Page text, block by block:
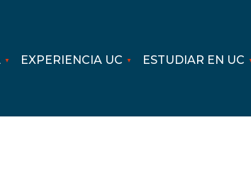
EXPERIENCIA UC ESTUDIAR EN UC